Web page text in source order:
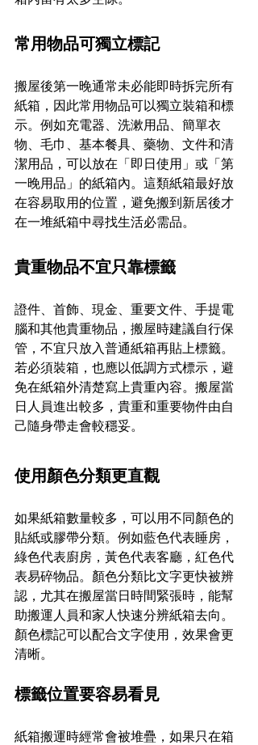
常用物品可獨立標記
搬屋後第一晚通常未必能即時拆完所有
紙箱，因此常用物品可以獨立裝箱和標
示。例如充電器、洗漱用品、簡單衣
物、毛巾、基本餐具、藥物、文件和清
潔用品，可以放在「即日使用」或「第
一晚用品」的紙箱內。這類紙箱最好放
在容易取用的位置，避免搬到新居後才
在一堆紙箱中尋找生活必需品。
貴重物品不宜只靠標籤
證件、首飾、現金、重要文件、手提電
腦和其他貴重物品，搬屋時建議自行保
管，不宜只放入普通紙箱再貼上標籤。
若必須裝箱，也應以低調方式標示，避
免在紙箱外清楚寫上貴重內容。搬屋當
日人員進出較多，貴重和重要物件由自
己隨身帶走會較穩妥。
使用顏色分類更直觀
如果紙箱數量較多，可以用不同顏色的
貼紙或膠帶分類。例如藍色代表睡房，
綠色代表廚房，黃色代表客廳，紅色代
表易碎物品。顏色分類比文字更快被辨
認，尤其在搬屋當日時間緊張時，能幫
助搬運人員和家人快速分辨紙箱去向。
顏色標記可以配合文字使用，效果會更
清晰。
標籤位置要容易看見
紙箱搬運時經常會被堆疊，如果只在箱